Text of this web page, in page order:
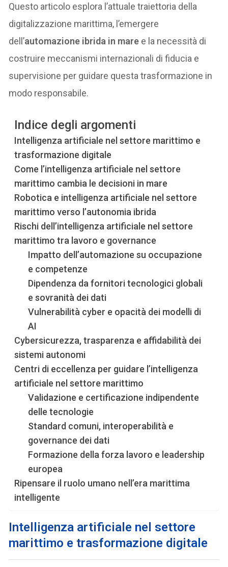
Questo articolo esplora l’attuale traiettoria della
digitalizzazione marittima, l’emergere
dell’automazione ibrida in mare e la necessità di
costruire meccanismi internazionali di fiducia e
supervisione per guidare questa trasformazione in
modo responsabile.
Indice degli argomenti
Intelligenza artificiale nel settore marittimo e
trasformazione digitale
Come l’intelligenza artificiale nel settore
marittimo cambia le decisioni in mare
Robotica e intelligenza artificiale nel settore
marittimo verso l’autonomia ibrida
Rischi dell’intelligenza artificiale nel settore
marittimo tra lavoro e governance
Impatto dell’automazione su occupazione
e competenze
Dipendenza da fornitori tecnologici globali
e sovranità dei dati
Vulnerabilità cyber e opacità dei modelli di
AI
Cybersicurezza, trasparenza e affidabilità dei
sistemi autonomi
Centri di eccellenza per guidare l’intelligenza
artificiale nel settore marittimo
Validazione e certificazione indipendente
delle tecnologie
Standard comuni, interoperabilità e
governance dei dati
Formazione della forza lavoro e leadership
europea
Ripensare il ruolo umano nell’era marittima
intelligente
Intelligenza artificiale nel settore
marittimo e trasformazione digitale